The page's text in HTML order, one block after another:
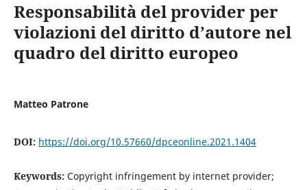
Responsabilità del provider per
violazioni del diritto d’autore nel
quadro del diritto europeo
Matteo Patrone
DOI: https://doi.org/10.57660/dpceonline.2021.1404
Keywords: Copyright infringement by internet provider;